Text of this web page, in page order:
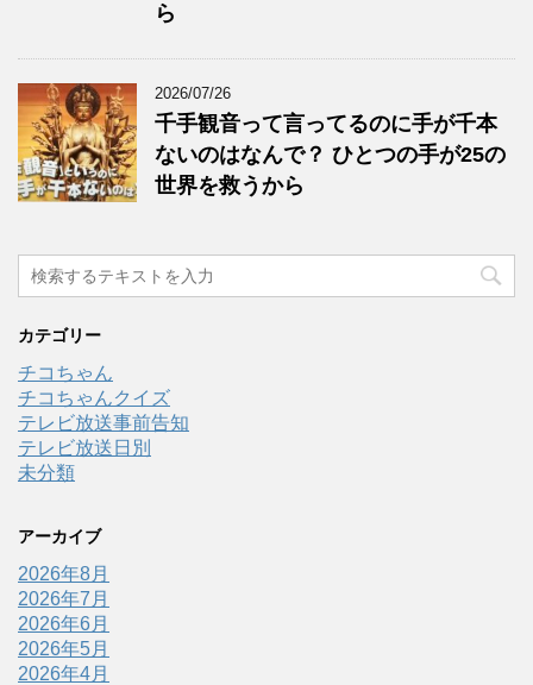
ら
2026/07/26
千手観音って言ってるのに手が千本
ないのはなんで？ ひとつの手が25の
世界を救うから
カテゴリー
チコちゃん
チコちゃんクイズ
テレビ放送事前告知
テレビ放送日別
未分類
アーカイブ
2026年8月
2026年7月
2026年6月
2026年5月
2026年4月